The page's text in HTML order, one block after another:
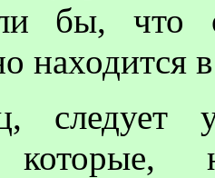
бы,
находится
следует
которые,